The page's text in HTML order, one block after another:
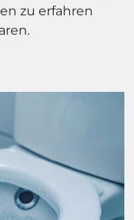
zu erfahren